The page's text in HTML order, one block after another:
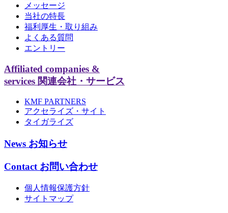
メッセージ
当社の特長
福利厚生・取り組み
よくある質問
エントリー
Affiliated companies &
services 関連会社・サービス
KMF PARTNERS
アクセライズ・サイト
タイガライズ
News お知らせ
Contact お問い合わせ
個人情報保護方針
サイトマップ